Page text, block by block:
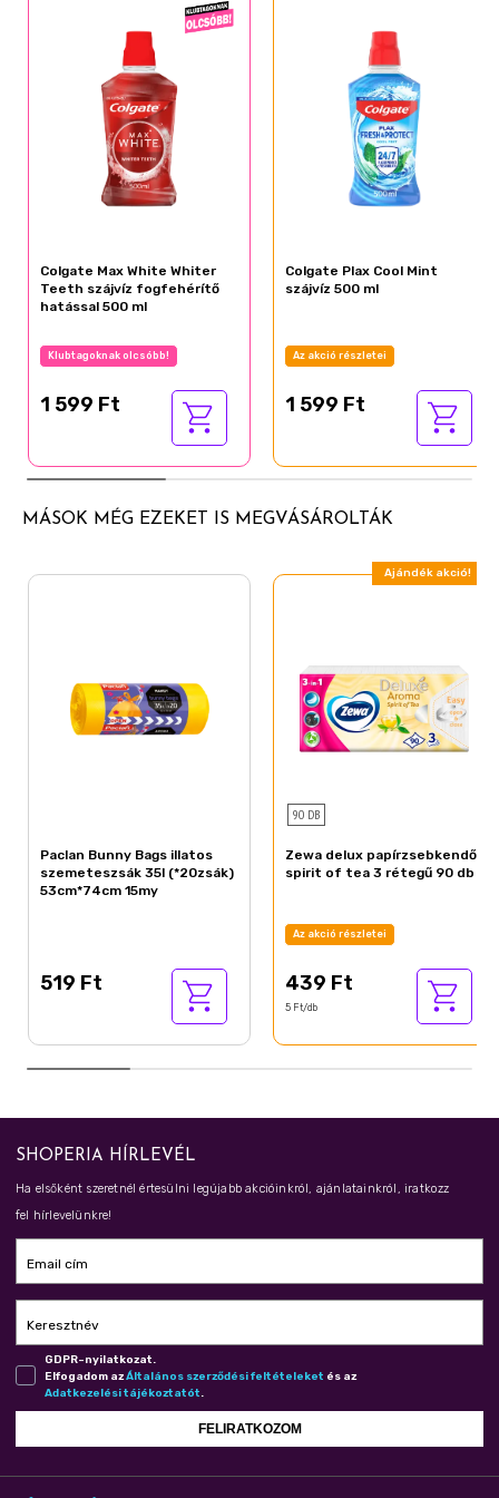
Colgate Max White Whiter
Teeth szájvíz fogfehérítő
hatással 500 ml
Klubtagoknak olcsóbb!
1 599 Ft
Colgate Plax Cool Mint
szájvíz 500 ml
Az akció részletei
1 599 Ft
MÁSOK MÉG EZEKET IS MEGVÁSÁROLTÁK
Paclan Bunny Bags illatos
szemeteszsák 35l (*20zsák)
53cm*74cm 15my
519 Ft
Ajándék akció!
90 DB
Zewa delux papírzsebkendő
spirit of tea 3 rétegű 90 db
Az akció részletei
439 Ft
5 Ft/db
SHOPERIA HÍRLEVÉL
Ha elsőként szeretnél értesülni legújabb akcióinkról, ajánlatainkról, iratkozz
fel hírlevelünkre!
Email cím
Keresztnév
GDPR-nyilatkozat.
Elfogadom azÁl­ta­lá­nos szer­ző­dé­si fel­té­te­le­ket és az
Adat­ke­ze­lé­si tá­jé­koz­ta­tót.
FELIRATKOZOM